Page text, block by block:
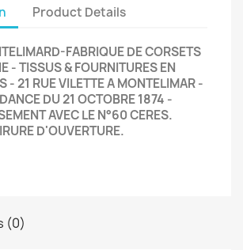
Product Details
FABRIQUE DE CORSETS
- TISSUS & FOURNITURES EN
- 21 RUE VILETTE A MONTELIMAR -
DU 21 OCTOBRE 1874 -
AVEC LE N°60 CERES.
D'OUVERTURE.
(0)